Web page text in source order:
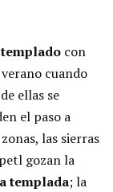
con
cuando
ellas se
el paso a
las sierras
gozan la
templada; la